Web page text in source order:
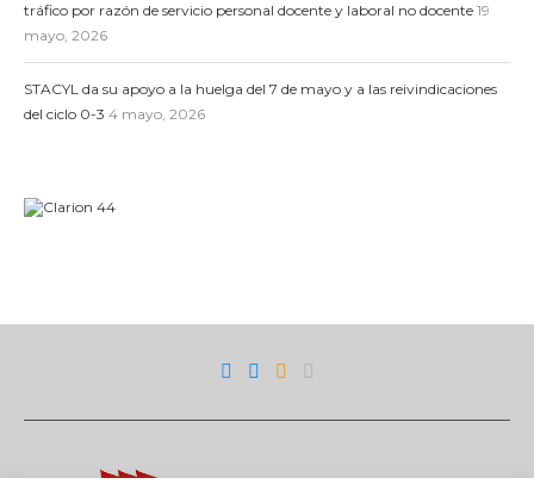
tráfico por razón de servicio personal docente y laboral no docente 19
mayo, 2026
STACYL da su apoyo a la huelga del 7 de mayo y a las reivindicaciones
del ciclo 0-3 4 mayo, 2026